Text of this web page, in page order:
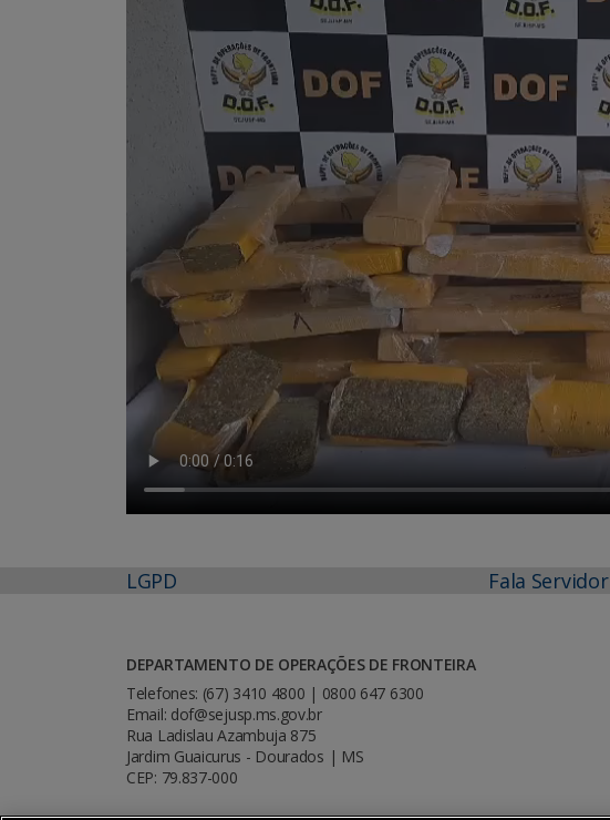
LGPD Fala Servidor
DEPARTAMENTO DE OPERAÇÕES DE FRONTEIRA
Telefones: (67) 3410 4800 | 0800 647 6300
Email: dof@sejusp.ms.gov.br
Rua Ladislau Azambuja 875
Jardim Guaicurus - Dourados | MS
CEP: 79.837-000